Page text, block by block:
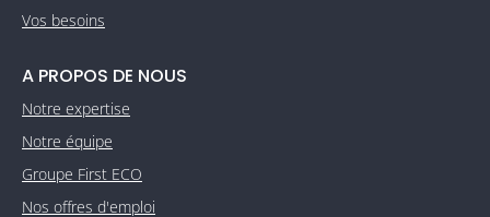
Vos besoins
A PROPOS DE NOUS
Notre expertise
Notre équipe
Groupe First ECO
Nos offres d'emploi